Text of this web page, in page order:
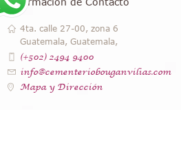
4ta. calle 27-00, zona 6
Guatemala, Guatemala,
(+502) 2494 9400
info@cementeriobouganvilias.com
Mapa y Dirección